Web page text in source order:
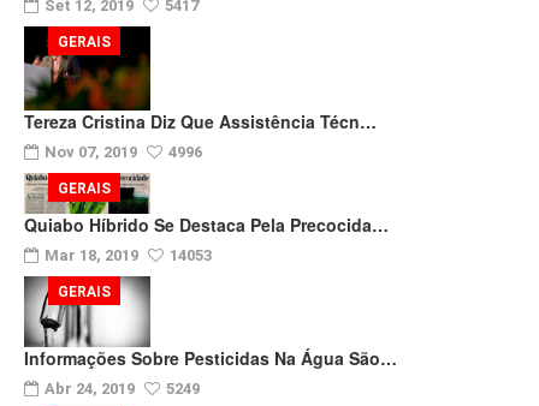
Set 12, 2019 5417
Tereza Cristina Diz Que Assistência Técn…
Nov 07, 2019 4996
GERAIS
Quiabo Híbrido Se Destaca Pela Precocida…
Mar 18, 2019 14053
GERAIS
Informações Sobre Pesticidas Na Água São…
Abr 24, 2019 5249
GERAIS